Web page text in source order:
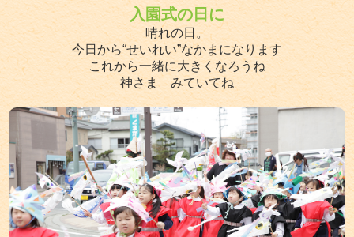
入園式の日に
晴れの日。
今日から“せいれい”なかまになります
これから一緒に大きくなろうね
神さま みていてね